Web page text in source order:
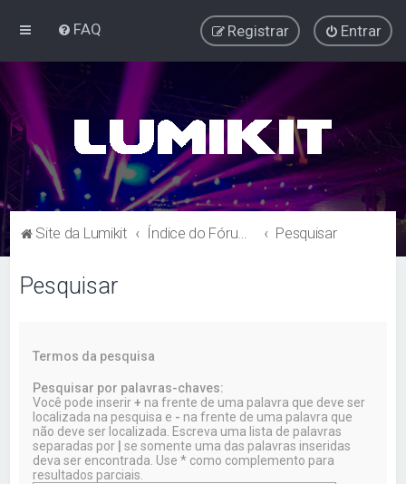
FAQ Entrar
Registrar
Site da Lumikit Índice do Fórum Lumikit Pesquisar
Pesquisar
Termos da pesquisa
Pesquisar por palavras-chaves:
Você pode inserir+ na frente de uma palavra que deve ser
localizada na pesquisa e - na frente de uma palavra que
não deve ser localizada. Escreva uma lista de palavras
separadas por
se somente uma das palavras inseridas
deva ser encontrada. Use * como complemento para
resultados parciais.